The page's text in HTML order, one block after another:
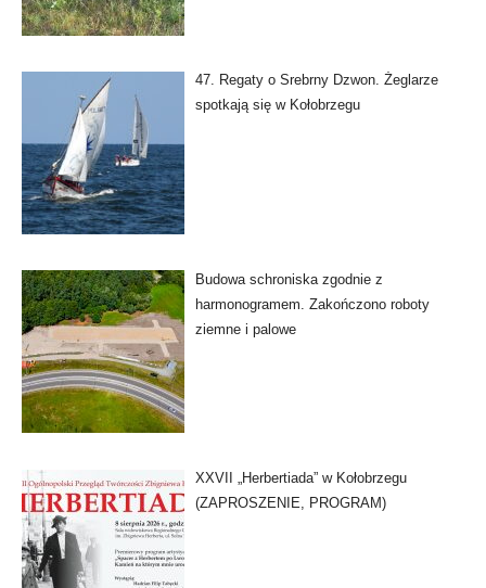
47. Regaty o Srebrny Dzwon. Żeglarze
spotkają się w Kołobrzegu
Budowa schroniska zgodnie z
harmonogramem. Zakończono roboty
ziemne i palowe
XXVII „Herbertiada” w Kołobrzegu
(ZAPROSZENIE, PROGRAM)